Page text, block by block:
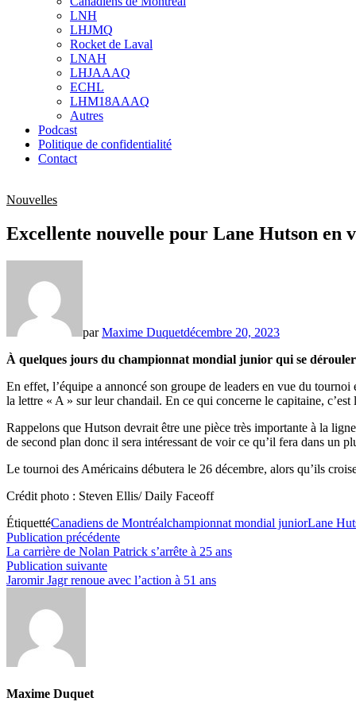
sub
menu
LNH
LHJMQ
Rocket de Laval
LNAH
LHJAAAQ
ECHL
LHM18AAAQ
Autres
Podcast
Politique de confidentialité
Contact
Nouvelles
Excellente nouvelle pour Lane Hutson
parMaxime Duquetdécembre 20, 2023
À quelques jours du championnat mondial junior qui se
En effet, l’équipe a annoncé son groupe de leaders en vue du
la lettre « A » sur leur chandail. En ce qui concerne le capitaine,
Rappelons que Hutson devrait être une pièce très importante à la
de second plan donc il sera intéressant de voir ce qu’il fera dans un
Le tournoi des Américains débutera le 26 décembre, alors qu’ils
Crédit photo : Steven Ellis/ Daily Faceoff
ÉtiquettéCanadiens de Montréalchampionnat mondial juniorLane
Navigation
de
l’article
Publication précédentePublication
précédente :
La carrière de Nolan Patrick s’arrête à 25 ans
Publication suivantePublication
suivante :
Jaromir Jagr renoue avec l’action à 51 ans
Maxime Duquet